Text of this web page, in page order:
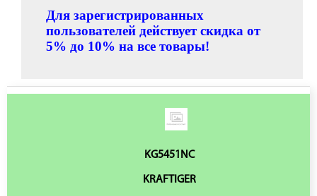
Для зарегистрированных
пользователей действует скидка от
5% до 10% на все товары!
KG5451NC
KRAFTIGER